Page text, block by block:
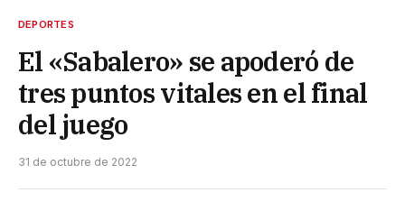
DEPORTES
El «Sabalero» se apoderó de
tres puntos vitales en el final
del juego
31 de octubre de 2022